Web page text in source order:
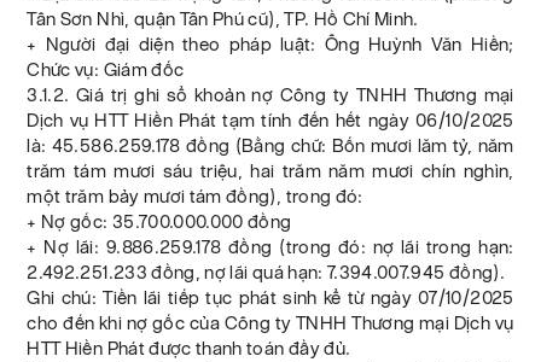
Tân Sơn Nhì, quận Tân Phú cũ), TP. Hồ Chí Minh.
+ Người đại diện theo pháp luật: Ông Huỳnh Văn Hiền;
Chức vụ: Giám đốc
3.1.2. Giá trị ghi sổ khoản nợ Công ty TNHH Thương mại
Dịch vụ HTT Hiền Phát tạm tính đến hết ngày 06/10/2025
là: 45.586.259.178 đồng (Bằng chữ: Bốn mươi lăm tỷ, năm
trăm tám mươi sáu triệu, hai trăm năm mươi chín nghìn,
một trăm bảy mươi tám đồng), trong đó:
+ Nợ gốc: 35.700.000.000 đồng
+ Nợ lãi: 9.886.259.178 đồng (trong đó: nợ lãi trong hạn:
2.492.251.233 đồng, nợ lãi quá hạn: 7.394.007.945 đồng).
Ghi chú: Tiền lãi tiếp tục phát sinh kể từ ngày 07/10/2025
cho đến khi nợ gốc của Công ty TNHH Thương mại Dịch vụ
HTT Hiền Phát được thanh toán đầy đủ.